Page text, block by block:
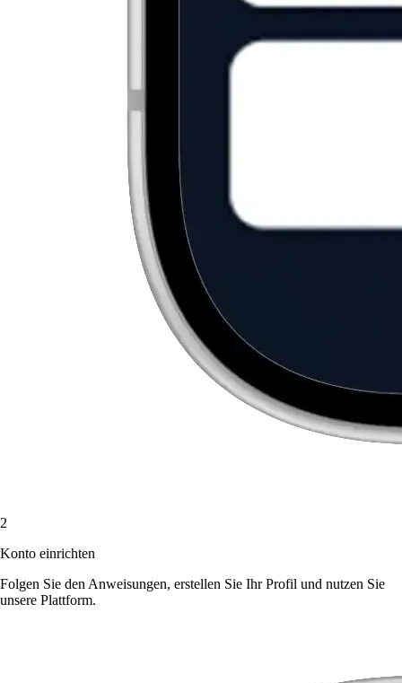
2
Konto einrichten
Folgen Sie den Anweisungen, erstellen Sie Ihr Profil und nutzen Sie
unsere Plattform.